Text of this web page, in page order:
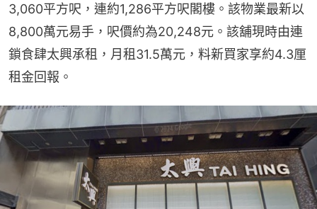
3,060平方呎，連約1,286平方呎閣樓。該物業最新以
8,800萬元易手，呎價約為20,248元。該舖現時由連
鎖食肆太興承租，月租31.5萬元，料新買家享約4.3厘
租金回報。